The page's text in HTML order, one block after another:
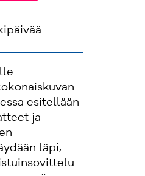
esitellään
ja
läpi,